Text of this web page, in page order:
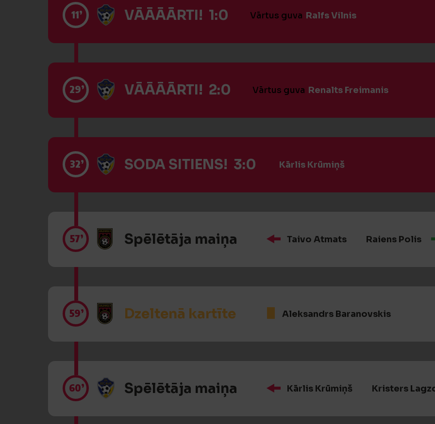
11’ VĀĀĀĀRTI! 1:0 Vārtus guva Ralfs Vilnis
29’ VĀĀĀĀRTI! 2:0 Vārtus guva Renalts Freimanis
32’ SODA SITIENS! 3:0 Kārlis Krūmiņš
57’ Spēlētāja maiņa Taivo Atmats Raiens Polis
59’ Dzeltenā kartīte Aleksandrs Baranovskis
60’ Spēlētāja maiņa Kārlis Krūmiņš Kristers